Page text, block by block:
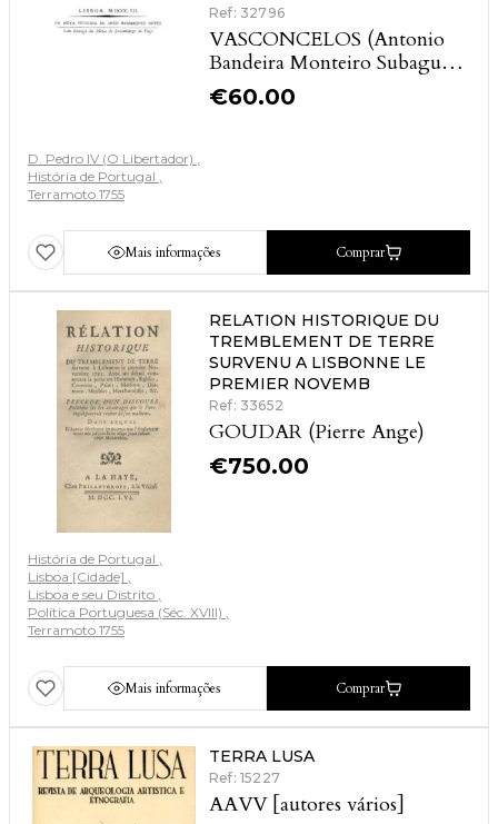
Ref: 32796
VASCONCELOS (Antonio
Bandeira Monteiro Subagua
e)
€60.00
D. Pedro IV (O Libertador)
História de Portugal
Terramoto 1755
Mais informações Comprar
RELATION HISTORIQUE DU
TREMBLEMENT DE TERRE
SURVENU A LISBONNE LE
PREMIER NOVEMB
Ref: 33652
GOUDAR (Pierre Ange)
€750.00
História de Portugal
Lisboa [Cidade]
Lisboa e seu Distrito
Política Portuguesa (Séc. XVIII)
Terramoto 1755
Mais informações Comprar
TERRA LUSA
Ref: 15227
AAVV [autores vários]